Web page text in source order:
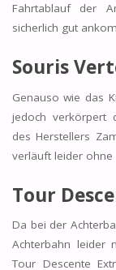
Fahrtablauf der
sicherlich gut
Souris
Genauso wie das
jedoch verkörpert
des Herstellers
verläuft leider
Tour
Da bei der
Achterbahn leider
Tour Descente